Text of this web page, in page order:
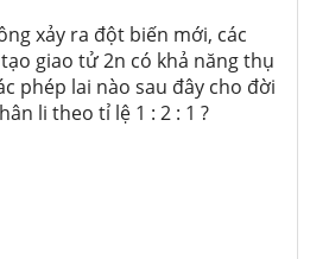
xảy ra đột biến mới, các
giao tử 2n có khả năng thụ
phép lai nào sau đây cho đời
li theo tỉ lệ 1 : 2 : 1 ?